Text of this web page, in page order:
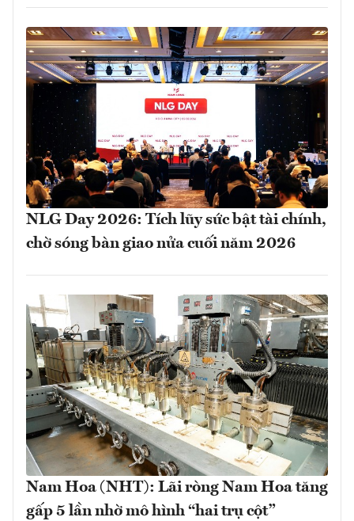
NLG Day 2026: Tích lũy sức bật tài chính,
chờ sóng bàn giao nửa cuối năm 2026
Nam Hoa (NHT): Lãi ròng Nam Hoa tăng
gấp 5 lần nhờ mô hình “hai trụ cột”